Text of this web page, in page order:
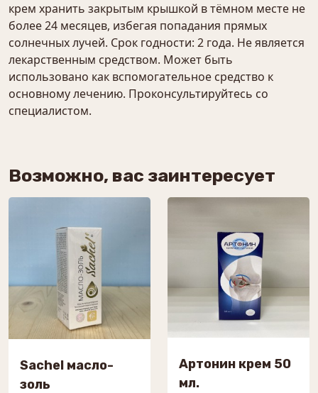
крем хранить закрытым крышкой в тёмном месте не
более 24 месяцев, избегая попадания прямых
солнечных лучей. Срок годности: 2 года. Не является
лекарственным средством. Может быть
использовано как вспомогательное средство к
основному лечению. Проконсультируйтесь со
специалистом.
Возможно, вас заинтересует
Sachel масло-
золь
Артонин крем 50
мл.